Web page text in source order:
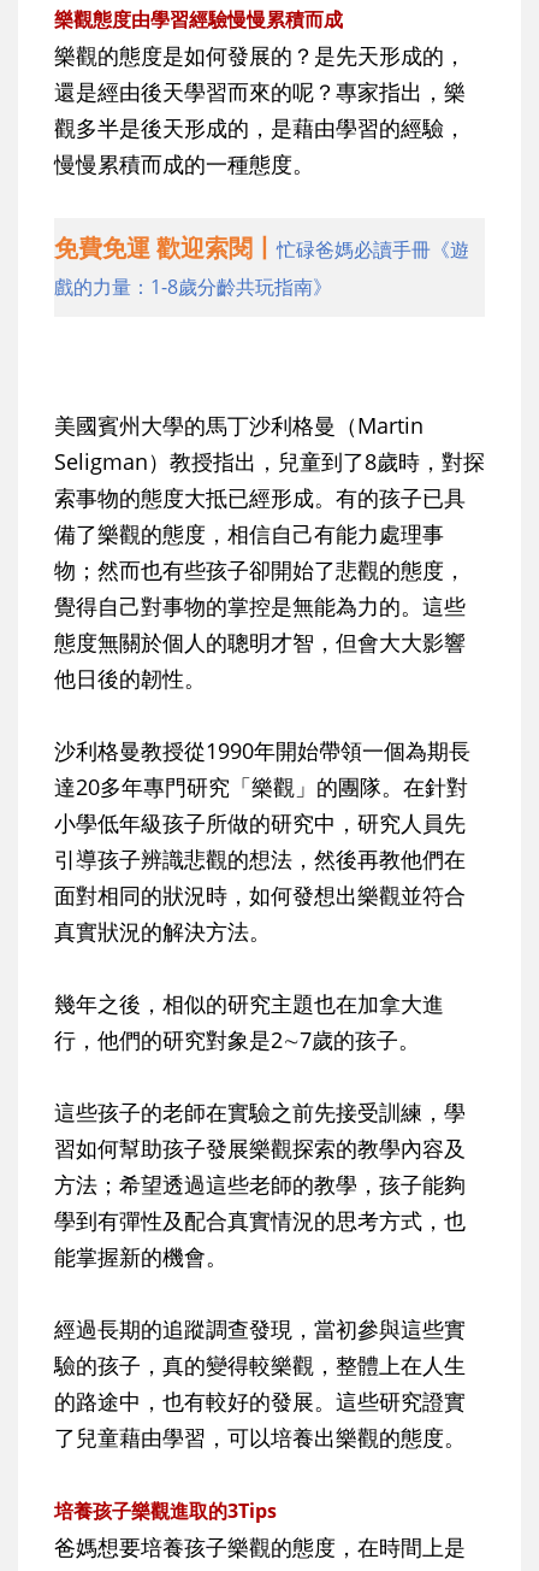
樂觀態度由學習經驗慢慢累積而成
樂觀的態度是如何發展的？是先天形成的，
還是經由後天學習而來的呢？專家指出，樂
觀多半是後天形成的，是藉由學習的經驗，
慢慢累積而成的一種態度。
免費免運 歡迎索閱丨忙碌爸媽必讀手冊《遊
戲的力量：1-8歲分齡共玩指南》
美國賓州大學的馬丁沙利格曼（Martin
Seligman）教授指出，兒童到了8歲時，對探
索事物的態度大抵已經形成。有的孩子已具
備了樂觀的態度，相信自己有能力處理事
物；然而也有些孩子卻開始了悲觀的態度，
覺得自己對事物的掌控是無能為力的。這些
態度無關於個人的聰明才智，但會大大影響
他日後的韌性。
沙利格曼教授從1990年開始帶領一個為期長
達20多年專門研究「樂觀」的團隊。在針對
小學低年級孩子所做的研究中，研究人員先
引導孩子辨識悲觀的想法，然後再教他們在
面對相同的狀況時，如何發想出樂觀並符合
真實狀況的解決方法。
幾年之後，相似的研究主題也在加拿大進
行，他們的研究對象是2∼7歲的孩子。
這些孩子的老師在實驗之前先接受訓練，學
習如何幫助孩子發展樂觀探索的教學內容及
方法；希望透過這些老師的教學，孩子能夠
學到有彈性及配合真實情況的思考方式，也
能掌握新的機會。
經過長期的追蹤調查發現，當初參與這些實
驗的孩子，真的變得較樂觀，整體上在人生
的路途中，也有較好的發展。這些研究證實
了兒童藉由學習，可以培養出樂觀的態度。
培養孩子樂觀進取的3Tips
爸媽想要培養孩子樂觀的態度，在時間上是